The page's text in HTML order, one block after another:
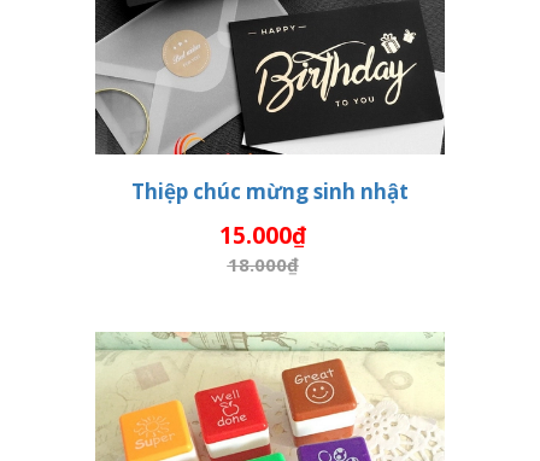
THÊM VÀO GIỎ HÀNG
Thiệp chúc mừng sinh nhật
15.000₫
18.000₫